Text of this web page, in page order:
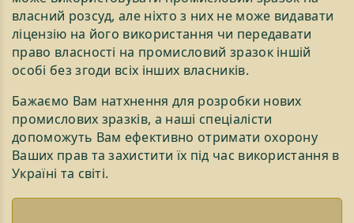
власний розсуд, але ніхто з них не може видавати
ліцензію на його використання чи передавати
право власності на промисловий зразок іншій
особі без згоди всіх інших власників.
Бажаємо Вам натхнення для розробки нових
промислових зразків, а наші спеціалісти
допоможуть Вам ефективно отримати охорону
Ваших прав та захистити їх під час використання в
Україні та світі.